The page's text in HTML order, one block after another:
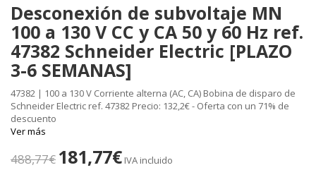
Desconexión de subvoltaje MN
100 a 130 V CC y CA 50 y 60 Hz ref.
47382 Schneider Electric [PLAZO
3-6 SEMANAS]
47382 | 100 a 130 V Corriente alterna (AC, CA) Bobina de disparo de
Schneider Electric ref. 47382 Precio: 132,2€ - Oferta con un 71% de
descuento
Ver más
488,77€ 181,77€ IVA incluido